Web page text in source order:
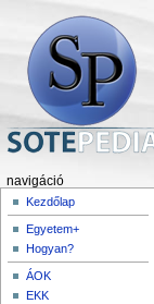
navigáció
Kezdőlap
Egyetem+
Hogyan?
ÁOK
EKK